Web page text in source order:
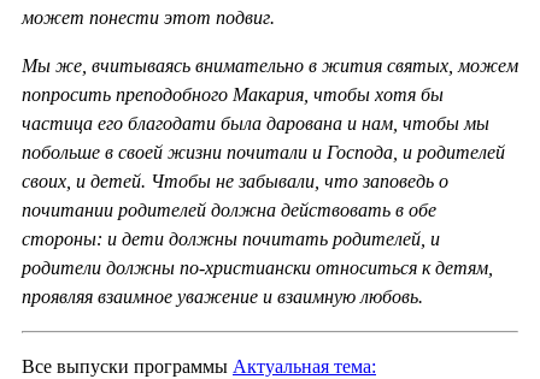
может понести этот подвиг.
Мы же, вчитываясь внимательно в жития святых, можем
попросить преподобного Макария, чтобы хотя бы
частица его благодати была дарована и нам, чтобы мы
побольше в своей жизни почитали и Господа, и родителей
своих, и детей. Чтобы не забывали, что заповедь о
почитании родителей должна действовать в обе
стороны: и дети должны почитать родителей, и
родители должны по-христиански относиться к детям,
проявляя взаимное уважение и взаимную любовь.
Все выпуски программы Актуальная тема: